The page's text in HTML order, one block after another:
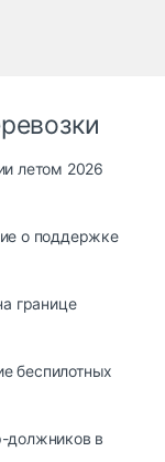
летом 2026
о поддержке
границе
беспилотных
должников в